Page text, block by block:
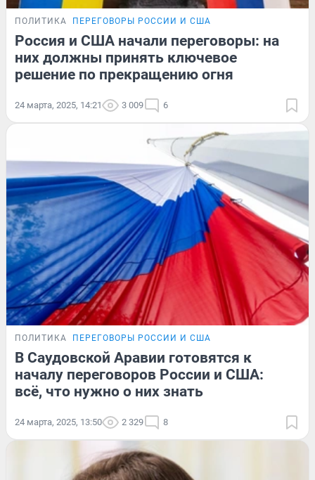
ПОЛИТИКА ПЕРЕГОВОРЫ РОССИИ И США
Россия и США начали переговоры: на
них должны принять ключевое
решение по прекращению огня
24 марта, 2025, 14:21 3 009 6
ПОЛИТИКА ПЕРЕГОВОРЫ РОССИИ И США
В Саудовской Аравии готовятся к
началу переговоров России и США:
всё, что нужно о них знать
24 марта, 2025, 13:50 2 329 8